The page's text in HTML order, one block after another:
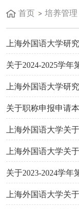
首页 培养管理